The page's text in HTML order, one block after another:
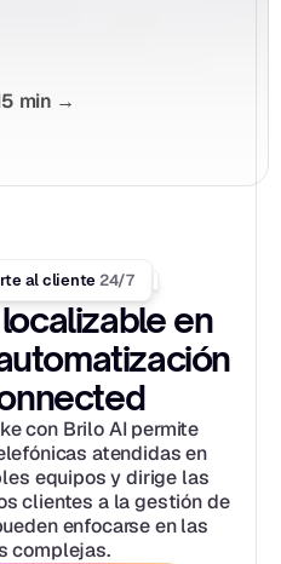
min →
al cliente 24/7
en
con Brilo AI permite
atendidas en
equipos y dirige las
clientes a la gestión de
enfocarse en las
complejas.